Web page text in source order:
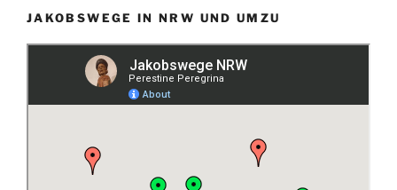
JAKOBSWEGE IN NRW UND UMZU